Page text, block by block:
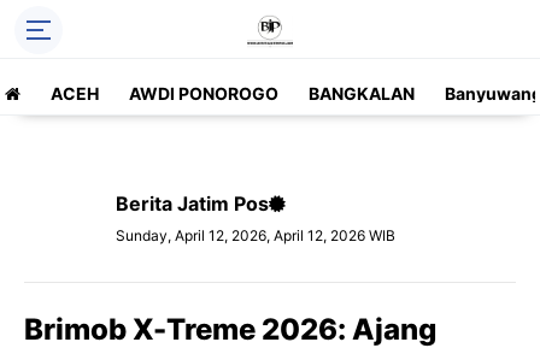
ACEH AWDI PONOROGO BANGKALAN
Berita Jatim Pos
Sunday, April 12, 2026, April 12, 2026 WIB
Brimob X-Treme 2026: Ajang